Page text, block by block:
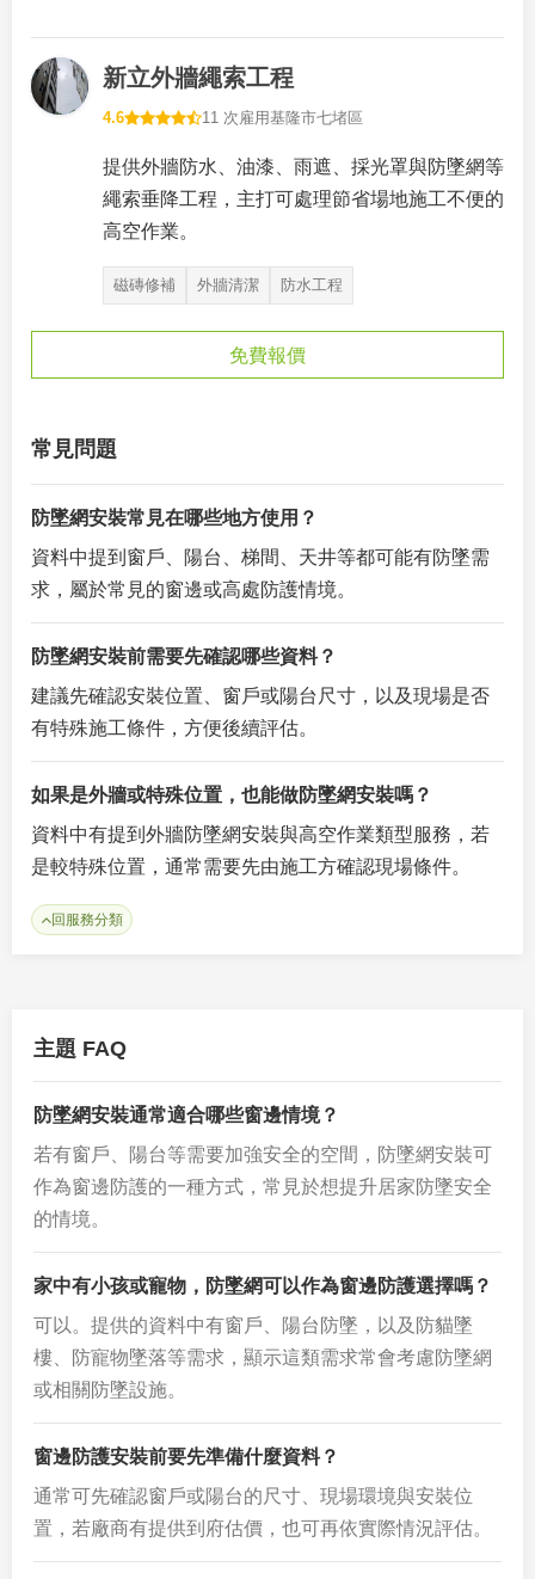
新立外牆繩索工程
4.6 11 次雇用基隆市七堵區
提供外牆防水、油漆、雨遮、採光罩與防墜網等
繩索垂降工程，主打可處理節省場地施工不便的
高空作業。
磁磚修補 外牆清潔 防水工程
免費報價
常見問題
防墜網安裝常見在哪些地方使用？
資料中提到窗戶、陽台、梯間、天井等都可能有防墜需
求，屬於常見的窗邊或高處防護情境。
防墜網安裝前需要先確認哪些資料？
建議先確認安裝位置、窗戶或陽台尺寸，以及現場是否
有特殊施工條件，方便後續評估。
如果是外牆或特殊位置，也能做防墜網安裝嗎？
資料中有提到外牆防墜網安裝與高空作業類型服務，若
是較特殊位置，通常需要先由施工方確認現場條件。
回服務分類
主題 FAQ
防墜網安裝通常適合哪些窗邊情境？
若有窗戶、陽台等需要加強安全的空間，防墜網安裝可
作為窗邊防護的一種方式，常見於想提升居家防墜安全
的情境。
家中有小孩或寵物，防墜網可以作為窗邊防護選擇嗎？
可以。提供的資料中有窗戶、陽台防墜，以及防貓墜
樓、防寵物墜落等需求，顯示這類需求常會考慮防墜網
或相關防墜設施。
窗邊防護安裝前要先準備什麼資料？
通常可先確認窗戶或陽台的尺寸、現場環境與安裝位
置，若廠商有提供到府估價，也可再依實際情況評估。